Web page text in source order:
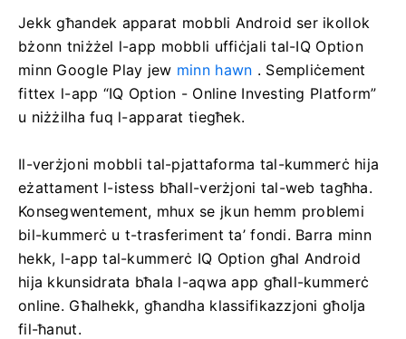
Jekk għandek apparat mobbli Android ser ikollok
bżonn tniżżel l-app mobbli uffiċjali tal-IQ Option
minn Google Play jew minn hawn . Sempliċement
fittex l-app “IQ Option - Online Investing Platform”
u niżżilha fuq l-apparat tiegħek.
Il-verżjoni mobbli tal-pjattaforma tal-kummerċ hija
eżattament l-istess bħall-verżjoni tal-web tagħha.
Konsegwentement, mhux se jkun hemm problemi
bil-kummerċ u t-trasferiment ta’ fondi. Barra minn
hekk, l-app tal-kummerċ IQ Option għal Android
hija kkunsidrata bħala l-aqwa app għall-kummerċ
online. Għalhekk, għandha klassifikazzjoni għolja
fil-ħanut.